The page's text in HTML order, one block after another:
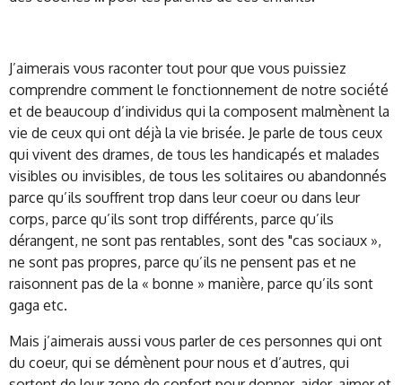
J’aimerais vous raconter tout pour que vous puissiez
comprendre comment le fonctionnement de notre société
et de beaucoup d’individus qui la composent malmènent la
vie de ceux qui ont déjà la vie brisée. Je parle de tous ceux
qui vivent des drames, de tous les handicapés et malades
visibles ou invisibles, de tous les solitaires ou abandonnés
parce qu’ils souffrent trop dans leur coeur ou dans leur
corps, parce qu’ils sont trop différents, parce qu’ils
dérangent, ne sont pas rentables, sont des "cas sociaux »,
ne sont pas propres, parce qu’ils ne pensent pas et ne
raisonnent pas de la « bonne » manière, parce qu’ils sont
gaga etc.
Mais j’aimerais aussi vous parler de ces personnes qui ont
du coeur, qui se démènent pour nous et d’autres, qui